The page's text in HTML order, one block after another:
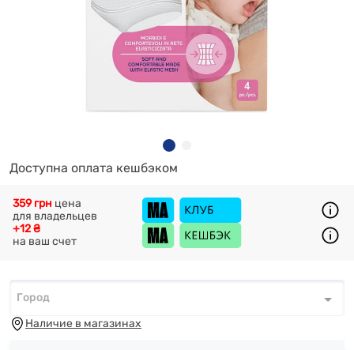
Доступна оплата кешбэком
+12 ₴
на ваш счет
359 грн цена
для владельцев
Город*
Город
Наличие в магазинах